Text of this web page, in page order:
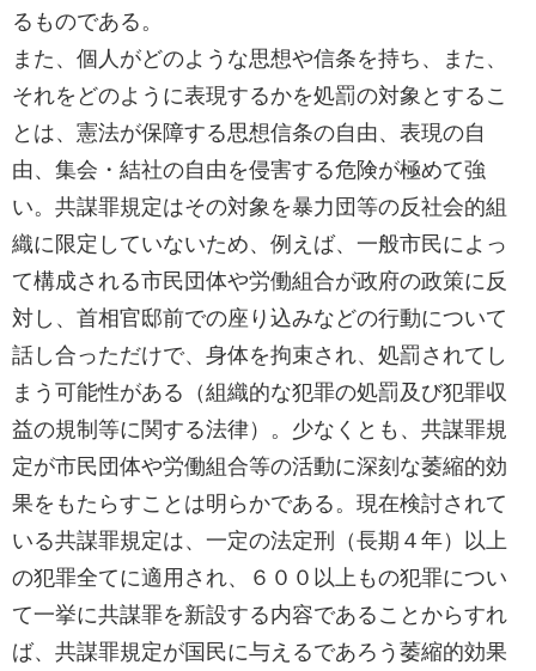
るものである。
また、個人がどのような思想や信条を持ち、また、
それをどのように表現するかを処罰の対象とするこ
とは、憲法が保障する思想信条の自由、表現の自
由、集会・結社の自由を侵害する危険が極めて強
い。共謀罪規定はその対象を暴力団等の反社会的組
織に限定していないため、例えば、一般市民によっ
て構成される市民団体や労働組合が政府の政策に反
対し、首相官邸前での座り込みなどの行動について
話し合っただけで、身体を拘束され、処罰されてし
まう可能性がある（組織的な犯罪の処罰及び犯罪収
益の規制等に関する法律）。少なくとも、共謀罪規
定が市民団体や労働組合等の活動に深刻な萎縮的効
果をもたらすことは明らかである。現在検討されて
いる共謀罪規定は、一定の法定刑（長期４年）以上
の犯罪全てに適用され、６００以上もの犯罪につい
て一挙に共謀罪を新設する内容であることからすれ
ば、共謀罪規定が国民に与えるであろう萎縮的効果